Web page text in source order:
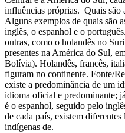
influências próprias. Quais são
Alguns exemplos de quais são
inglês, o espanhol e o
outras, como o holandês no
presentes na América do Sul,
Bolívia). Holandês, francês,
figuram no continente. Fonte/
existe a predominância de um
idioma oficial e predominante;
é o espanhol, seguido pelo
de cada país, existem
indígenas de.